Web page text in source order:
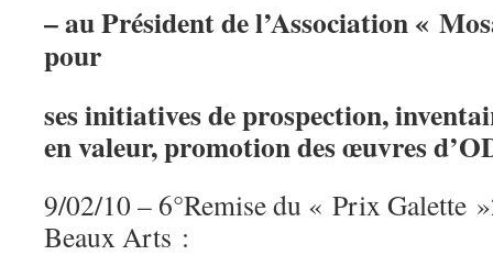
– au Président de l’Association «
pour
ses initiatives de prospection,
en valeur, promotion des œuvres
9/02/10 – 6°Remise du « Prix Galette
Beaux Arts :